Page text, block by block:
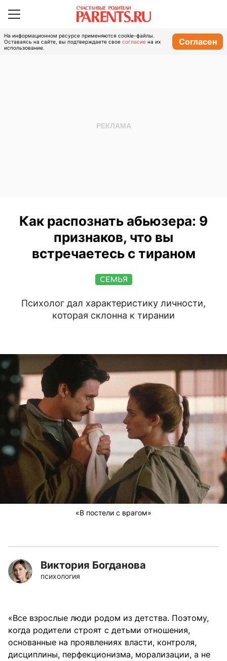
На информационном ресурсе применяются cookie-файлы.
Оставаясь на сайте, вы подтверждаете свое согласие на их
использование.
Согласен
Как распознать абьюзера: 9
признаков, что вы
встречаетесь с тираном
СЕМЬЯ
Психолог дал характеристику личности,
которая склонна к тирании
«В постели с врагом»
Виктория Богданова
психология
«Все взрослые люди родом из детства. Поэтому,
когда родители строят с детьми отношения,
основанные на проявлениях власти, контроля,
дисциплины, перфекционизма, морализации, а не